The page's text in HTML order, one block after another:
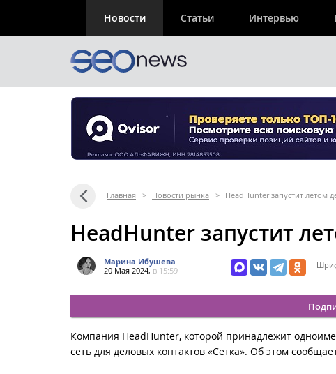
Новости Статьи Интервью
Главная > Новости рынка > HeadHunter запустит летом
HeadHunter запустит
Марина Ибушева
20 Мая 2024, в 15:59
Компания HeadHunter, которой принадлежит
сеть для деловых контактов «Сетка». Об этом